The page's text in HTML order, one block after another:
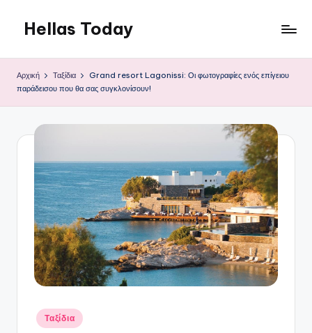
Μετάβαση
περιεχόμενο
Hellas Today
Αρχική Ταξίδια
Grand resort Lagonissi: Οι φωτογραφίες ενός επίγειου
παράδεισου που θα σας συγκλονίσουν!
Αναρτήθηκε
σε
Ταξίδια